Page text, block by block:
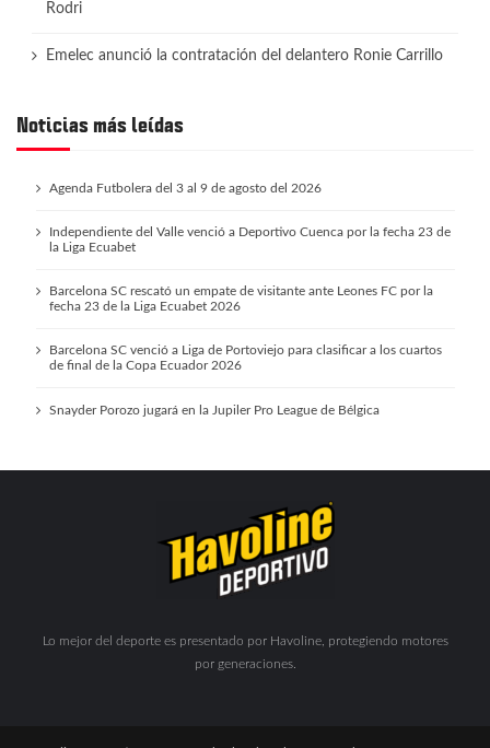
Rodri
Emelec anunció la contratación del delantero Ronie Carrillo
Noticias más leídas
Agenda Futbolera del 3 al 9 de agosto del 2026
Independiente del Valle venció a Deportivo Cuenca por la fecha 23 de
la Liga Ecuabet
Barcelona SC rescató un empate de visitante ante Leones FC por la
fecha 23 de la Liga Ecuabet 2026
Barcelona SC venció a Liga de Portoviejo para clasificar a los cuartos
de final de la Copa Ecuador 2026
Snayder Porozo jugará en la Jupiler Pro League de Bélgica
Lo mejor del deporte es presentado por Havoline, protegiendo motores
por generaciones.